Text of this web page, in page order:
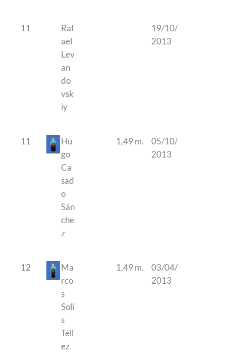
11
Raf
ael
Lev
an
do
vsk
iy
19/10/
2013
11
Hu
go
Ca
sad
o
Sán
che
z
1,49 m.
05/10/
2013
12
Ma
rco
s
Solí
s
Téll
ez
1,49 m.
03/04/
2013